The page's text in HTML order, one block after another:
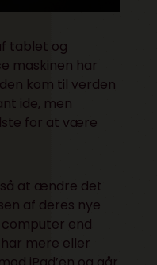
tablet og
maskinen har
kom til verden
ide, men
for at være
at ændre det
af deres nye
computer end
mere eller